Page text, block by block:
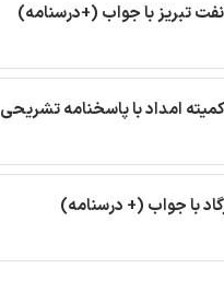
تبریز با جواب (+درسنامه)
امداد با پاسخنامه تشریحی
با جواب (+ درسنامه)